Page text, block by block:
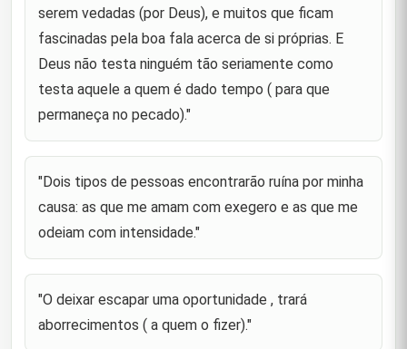
com o seu auto-respeito, e s
47
"A vitória vem da determinação ; a determinação
vem da resolução do pensamento e os
pensamentos são formados pela retenção dos
segredos."
48
49
"Os corações das pessoas são como os animais
selvagens , arremetem-se contra quem se põe a
"Por quanto tempo vossa posição for boa, vossos
defeitos permanecerão acobertados."
51
poder para punir."
serem vedadas (por Deus), e muitos que ficam
fascinadas pela boa fala acerca de si próprias. E
Deus não testa ninguém tão seriamente como
testa aquele a quem é dado tempo ( para que
permaneça no pecado)."
"Dois tipos de pessoas encontrarão ruína por minha
causa: as que me amam com exegero e as que me
odeiam com intensidade."
"O deixar escapar uma oportunidade , trará
aborrecimentos ( a quem o fizer)."